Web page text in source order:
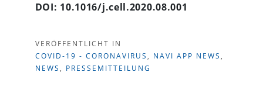
DOI: 10.1016/j.cell.2020.08.001
VERÖFFENTLICHT IN
COVID-19 - CORONAVIRUS , NAVI APP NEWS ,
NEWS , PRESSEMITTEILUNG